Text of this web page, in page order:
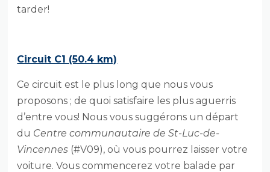
tarder!
Circuit C1 (50.4 km)
Ce circuit est le plus long que nous vous
proposons ; de quoi satisfaire les plus aguerris
d’entre vous! Nous vous suggérons un départ
du Centre communautaire de St-Luc-de-
Vincennes (#V09), où vous pourrez laisser votre
voiture. Vous commencerez votre balade par